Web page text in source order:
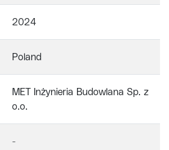
2024
Poland
MET Inżynieria Budowlana Sp. z
o.o.
-